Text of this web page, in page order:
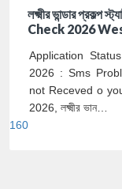
লক্ষ্মীর ভান্ডার
Check 2026
Application
2026 : Sms
not Receved o
2026, লক্ষ্মীর ভান…
160